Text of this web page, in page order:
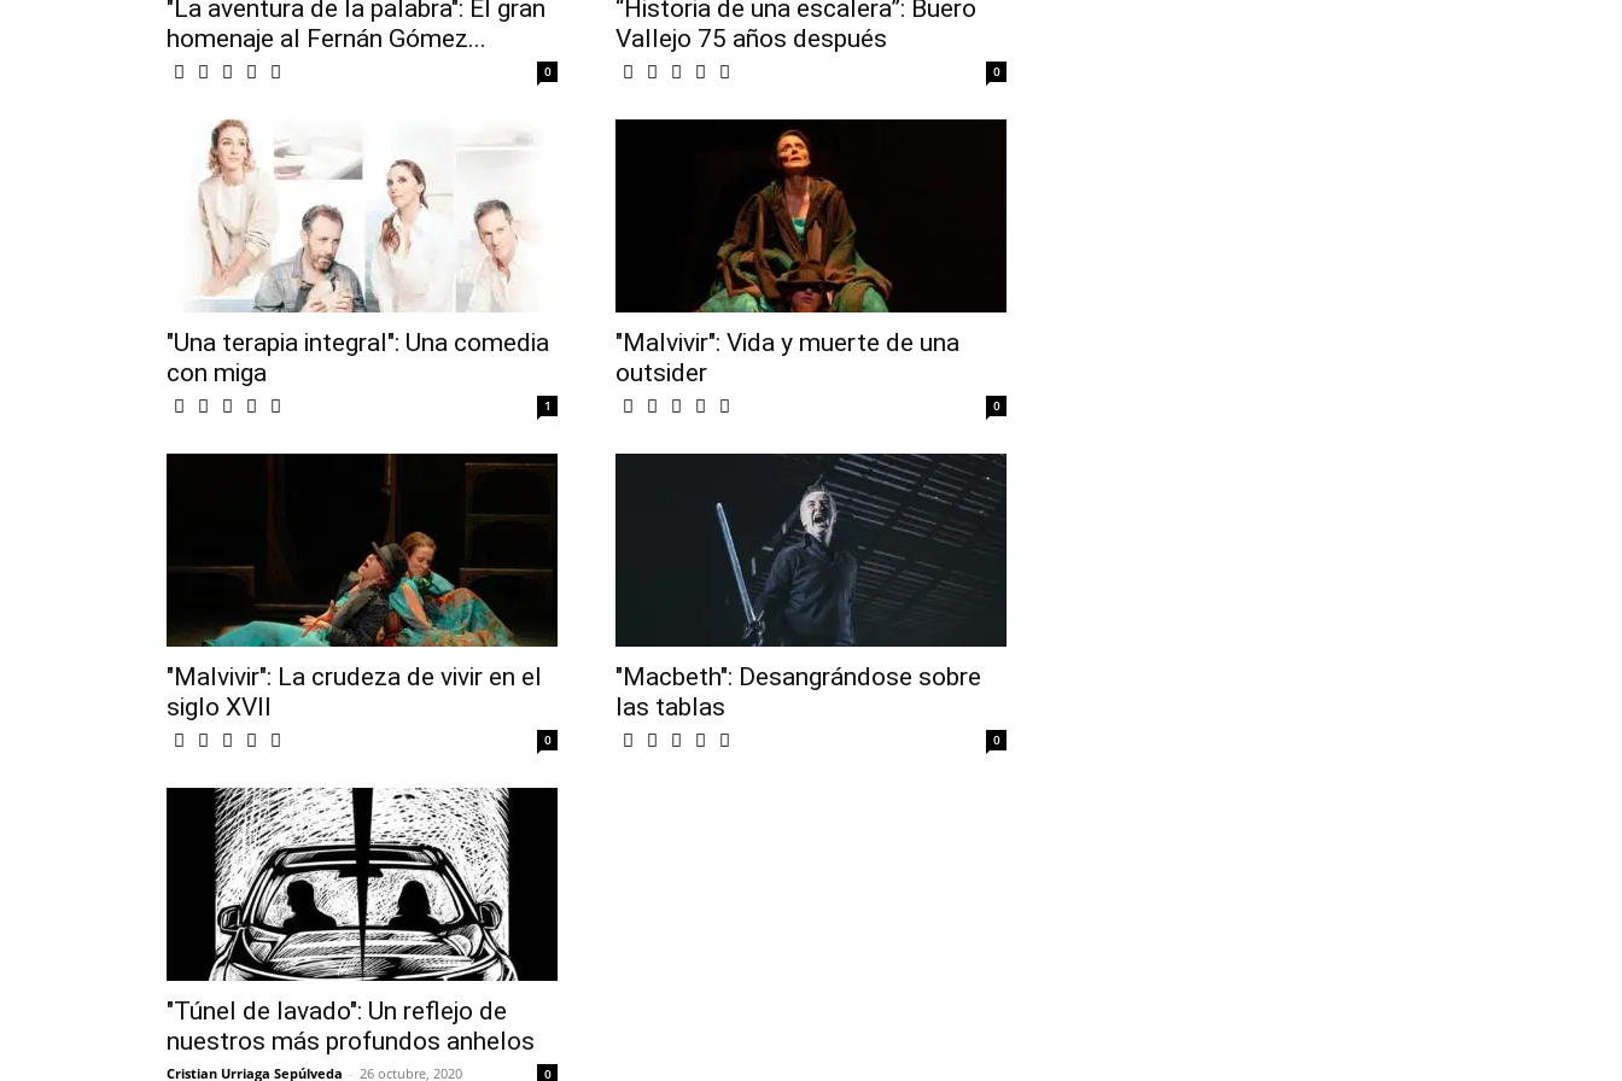
"La aventura de la palabra": El gran
homenaje al Fernán Gómez...
0
“Historia de una escalera”: Buero
Vallejo 75 años después
0
"Una terapia integral": Una comedia
con miga
1
"Malvivir": Vida y muerte de una
outsider
0
"Malvivir": La crudeza de vivir en el
siglo XVII
0
"Macbeth": Desangrándose sobre
las tablas
0
"Túnel de lavado": Un reflejo de
nuestros más profundos anhelos
Cristian Urriaga Sepúlveda - 26 octubre, 2020 0